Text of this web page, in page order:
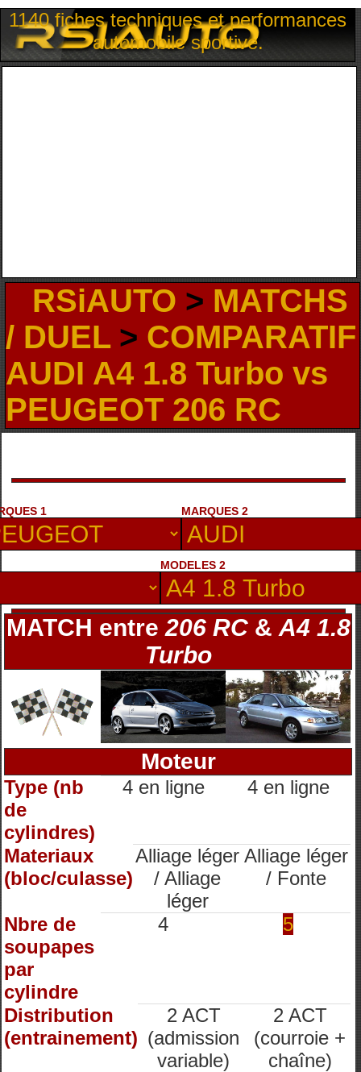
1140 fiches techniques et performances
automobile sportive.
RSiAUTO > MATCHS
/ DUEL> COMPARATIF
AUDI A4 1.8 Turbo vs
PEUGEOT 206 RC
1 MARQUES 2
MODELES 2
MATCH entre206 RC& A4 1.8
Turbo
Moteur
Type (nb
de
cylindres)
4 en ligne 4 en ligne
Materiaux
(bloc/culasse)
Alliage léger
/ Alliage
léger
Alliage léger
/ Fonte
Nbre de
soupapes
par
cylindre
4 5
Distribution
(entrainement)
2 ACT
(admission
variable)
2 ACT
(courroie +
chaîne)